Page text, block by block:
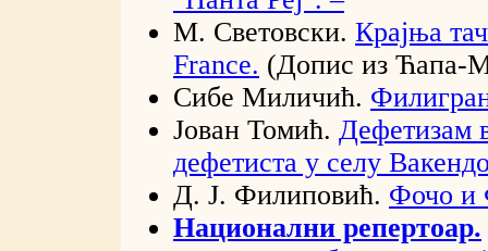
М. Световски. Крајња
France. (Допис из Ћапа-
Сибе Миличић.
Јован Томић. Дефетизам
дефетиста у селу
Д. Ј. Филиповић. Фочо и
Национални репертоар.